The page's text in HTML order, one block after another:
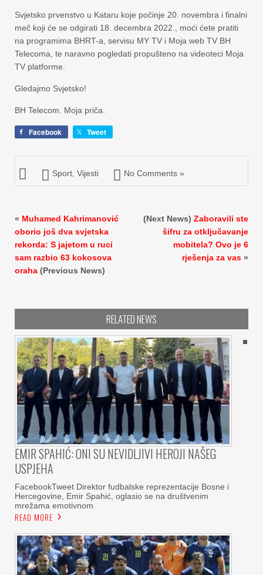
Svjetsko prvenstvo u Kataru koje počinje 20. novembra i finalni
meč koji će se odgirati 18. decembra 2022., moći ćete pratiti
na programima BHRT-a, servisu MY TV i Moja web TV BH
Telecoma, te naravno pogledati propušteno na videoteci Moja
TV platforme.
Gledajmo Svjetsko!
BH Telecom. Moja priča.
Facebook Tweet
Sport, Vijesti No Comments »
« Muhamed Kahrimanović
oborio još dva svjetska
rekorda: S jajetom u ruci
sam razbio 63 kokosova
oraha (Previous News)
(Next News) Zaboravili ste
šifru za otključavanje
mobitela? Ovo je 6
rješenja za vas »
RELATED NEWS
EMIR SPAHIĆ: ONI SU NEVIDLJIVI HEROJI NAŠEG
USPJEHA
FacebookTweet Direktor fudbalske reprezentacije Bosne i
Hercegovine, Emir Spahić, oglasio se na društvenim
mrežama emotivnom
READ MORE